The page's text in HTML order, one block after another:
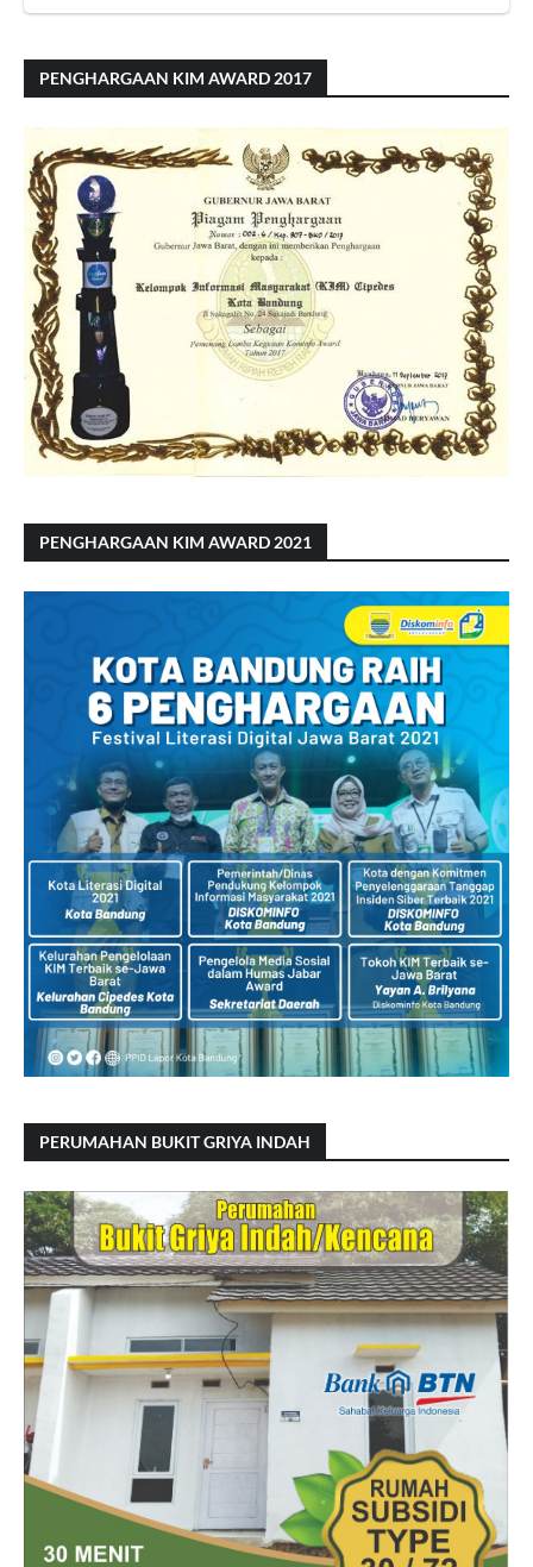
PENGHARGAAN KIM AWARD 2017
PENGHARGAAN KIM AWARD 2021
PERUMAHAN BUKIT GRIYA INDAH